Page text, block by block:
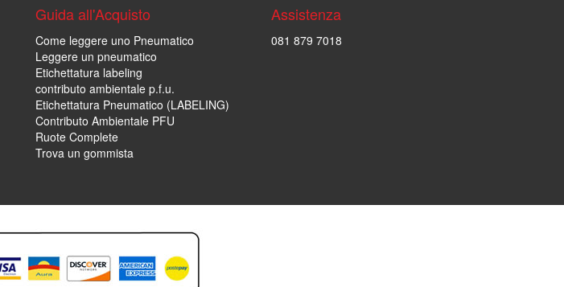
Guida all'Acquisto
Come leggere uno Pneumatico
Leggere un pneumatico
Etichettatura labeling
contributo ambientale p.f.u.
Etichettatura Pneumatico (LABELING)
Contributo Ambientale PFU
Ruote Complete
Trova un gommista
Assistenza
081 879 7018